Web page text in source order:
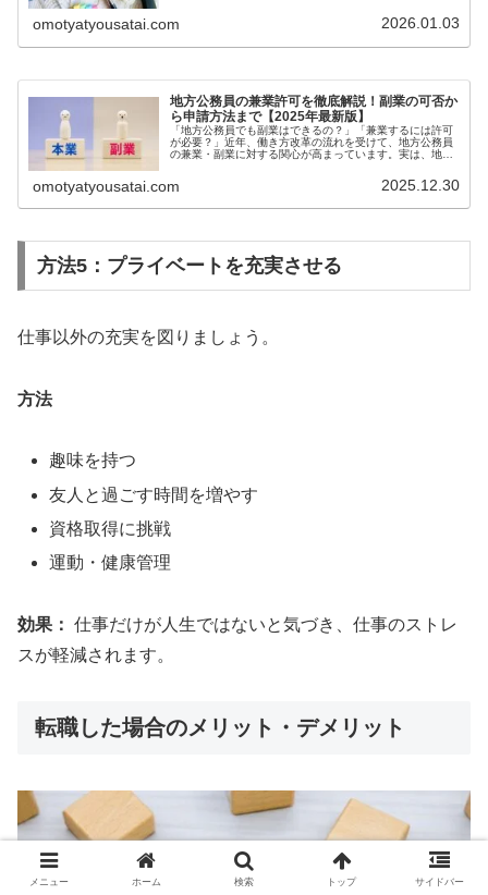
omotyatyousatai.com 2026.01.03
地方公務員の兼業許可を徹底解説！副業の可否か
ら申請方法まで【2025年最新版】
「地方公務員でも副業はできるの？」「兼業するには許可
が必要？」近年、働き方改革の流れを受けて、地方公務員
の兼業・副業に対する関心が高まっています。実は、地方
omotyatyousatai.com 2025.12.30
方法5：プライベートを充実させる
仕事以外の充実を図りましょう。
方法
趣味を持つ
友人と過ごす時間を増やす
資格取得に挑戦
運動・健康管理
効果： 仕事だけが人生ではないと気づき、仕事のストレ
スが軽減されます。
転職した場合のメリット・デメリット
メニュー ホーム 検索 トップ サイドバー